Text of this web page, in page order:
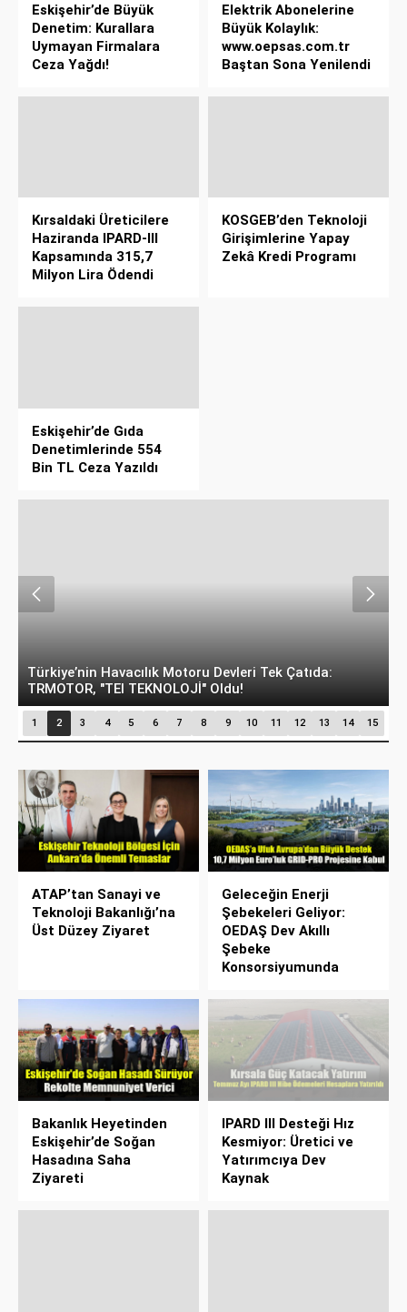
Eskişehir’de Büyük
Denetim: Kurallara
Uymayan Firmalara
Ceza Yağdı!
Elektrik Abonelerine
Büyük Kolaylık:
www.oepsas.com.tr
Baştan Sona Yenilendi
Kırsaldaki Üreticilere
Haziranda IPARD-III
Kapsamında 315,7
Milyon Lira Ödendi
KOSGEB’den Teknoloji
Girişimlerine Yapay
Zekâ Kredi Programı
Eskişehir’de Gıda
Denetimlerinde 554
Bin TL Ceza Yazıldı
Havacılık Motoru Devleri Tek Çatıda:
"TEI TEKNOLOJİ" Oldu!
1 2 3 4 5 6 7 8 9 10 11 12 13 14 15
ATAP’tan Sanayi ve
Teknoloji Bakanlığı’na
Üst Düzey Ziyaret
Geleceğin Enerji
Şebekeleri Geliyor:
OEDAŞ Dev Akıllı
Şebeke
Konsorsiyumunda
Bakanlık Heyetinden
Eskişehir’de Soğan
Hasadına Saha
Ziyareti
IPARD III Desteği Hız
Kesmiyor: Üretici ve
Yatırımcıya Dev
Kaynak